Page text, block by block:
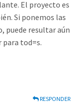
El proyecto es
Si ponemos las
puede resultar aún
para tod=s.
RESPONDER